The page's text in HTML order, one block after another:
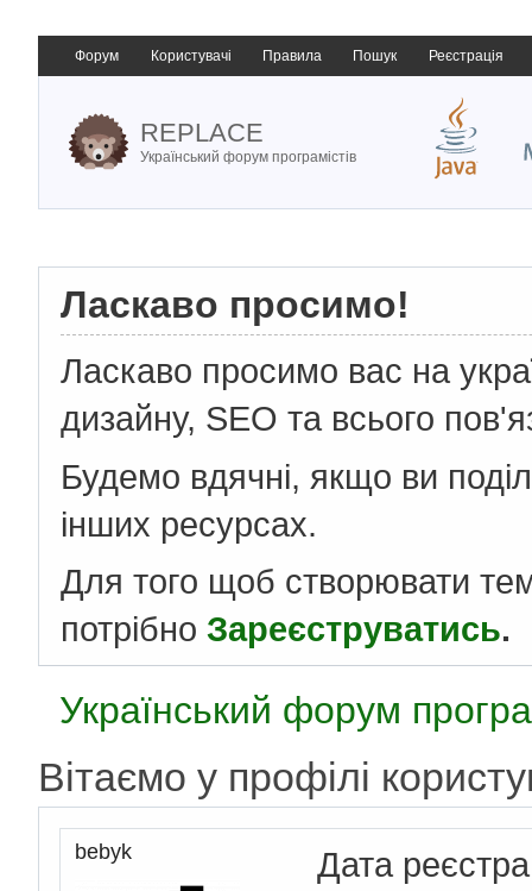
Форум Користувачі Правила Пошук Реєстрація
REPLACE
Український форум програмістів
Ласкаво просимо!
Ласкаво просимо вас на
дизайну, SEO та всього
Будемо вдячні, якщо ви
інших ресурсах.
Для того щоб створювати
потрібно Зареєструватись.
Український форум
Вітаємо у профілі
bebyk
Дата